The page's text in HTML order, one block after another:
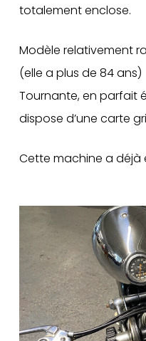
totalement enclose.
Modèle relativement
(elle a plus de 84 ans)
Tournante, en parfait
dispose d’une carte
Cette machine a déjà